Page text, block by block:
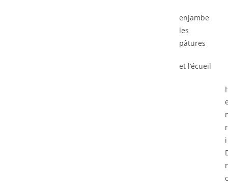
enjambe
les
pâtures
et l’écueil
r
i
r